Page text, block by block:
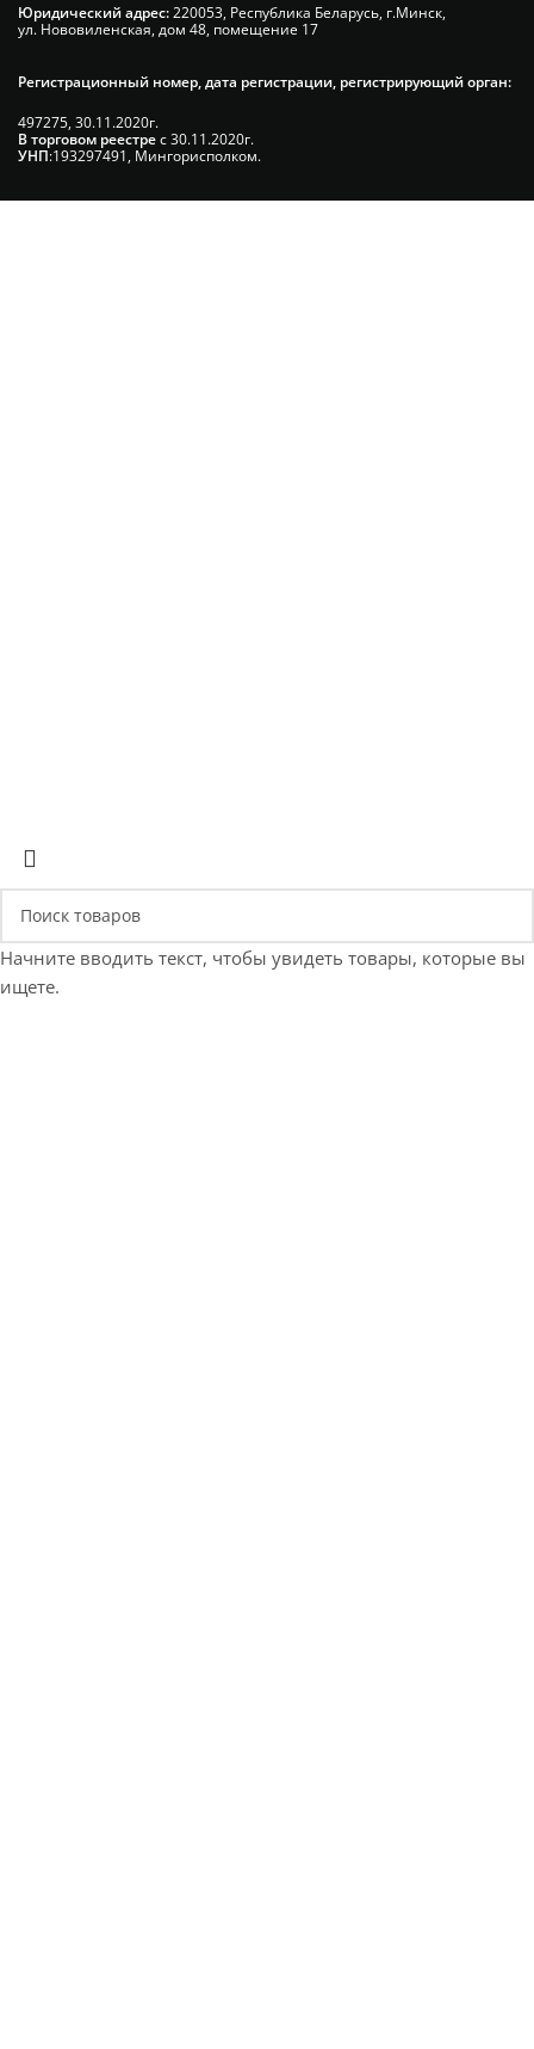
Юридический адрес:220053, Республика Беларусь, г.Минск,
ул. Нововиленская, дом 48, помещение 17
Регистрационный номер, дата регистрации, регистрирующий орган:
497275, 30.11.2020г.
В торговом реестрес 30.11.2020г.
УНП:193297491, Мингорисполком.
Начните вводить текст, чтобы увидеть товары, которые вы
ищете.